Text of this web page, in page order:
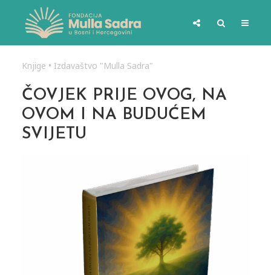
Knjige • Izdavaštvo "Mulla Sadra"
ČOVJEK PRIJE OVOG, NA
OVOM I NA BUDUĆEM
SVIJETU